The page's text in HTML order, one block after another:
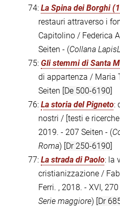
74: La Spina dei Borghi
restauri attraverso i
Capitolino / Federica
Seiten - (Collana
75: Gli stemmi di Santa
di appartenza / Maria
Seiten [De 500-6190]
76: La storia del Pigneto:
nostri / [testi e
2019. - 207 Seiten - (
Roma) [Dr 250-6190]
77: La strada di Paolo: la
cristianizzazione /
Ferri. , 2018. - XVI,
Serie maggiore) [Dr